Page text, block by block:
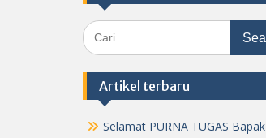
Search
for:
Artikel terbaru
Selamat PURNA TUGAS Bapak